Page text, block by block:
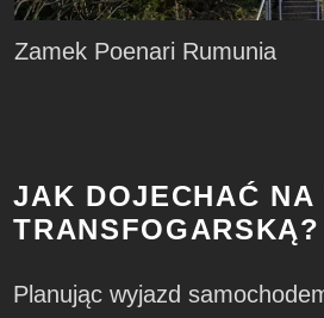
Zamek Poenari Rumunia
JAK DOJECHAĆ NA
TRANSFOGARSKĄ?
Planując wyjazd